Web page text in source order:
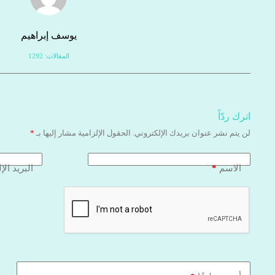
يوسف إبراهيم
المقالات: 1292
اترك ردّاً
لن يتم نشر عنوان بريدك الإلكتروني. الحقول الإلزامية مشار إليها بـ *
الاسم* البريد